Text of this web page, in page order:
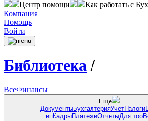
Центр помощи Как работать с
Компания
Помощь
Войти
Библиотека/
ВсеФинансы
Еще
ДокументыБухгалтерияУчетНалоги
ипКадрыПлатежиОтчетыДля тоо